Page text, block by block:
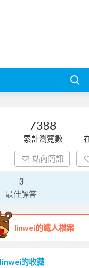
7388
累計瀏覽數
站內簡訊
3
最佳解答
linwei的鐵人檔案
linwei的收藏